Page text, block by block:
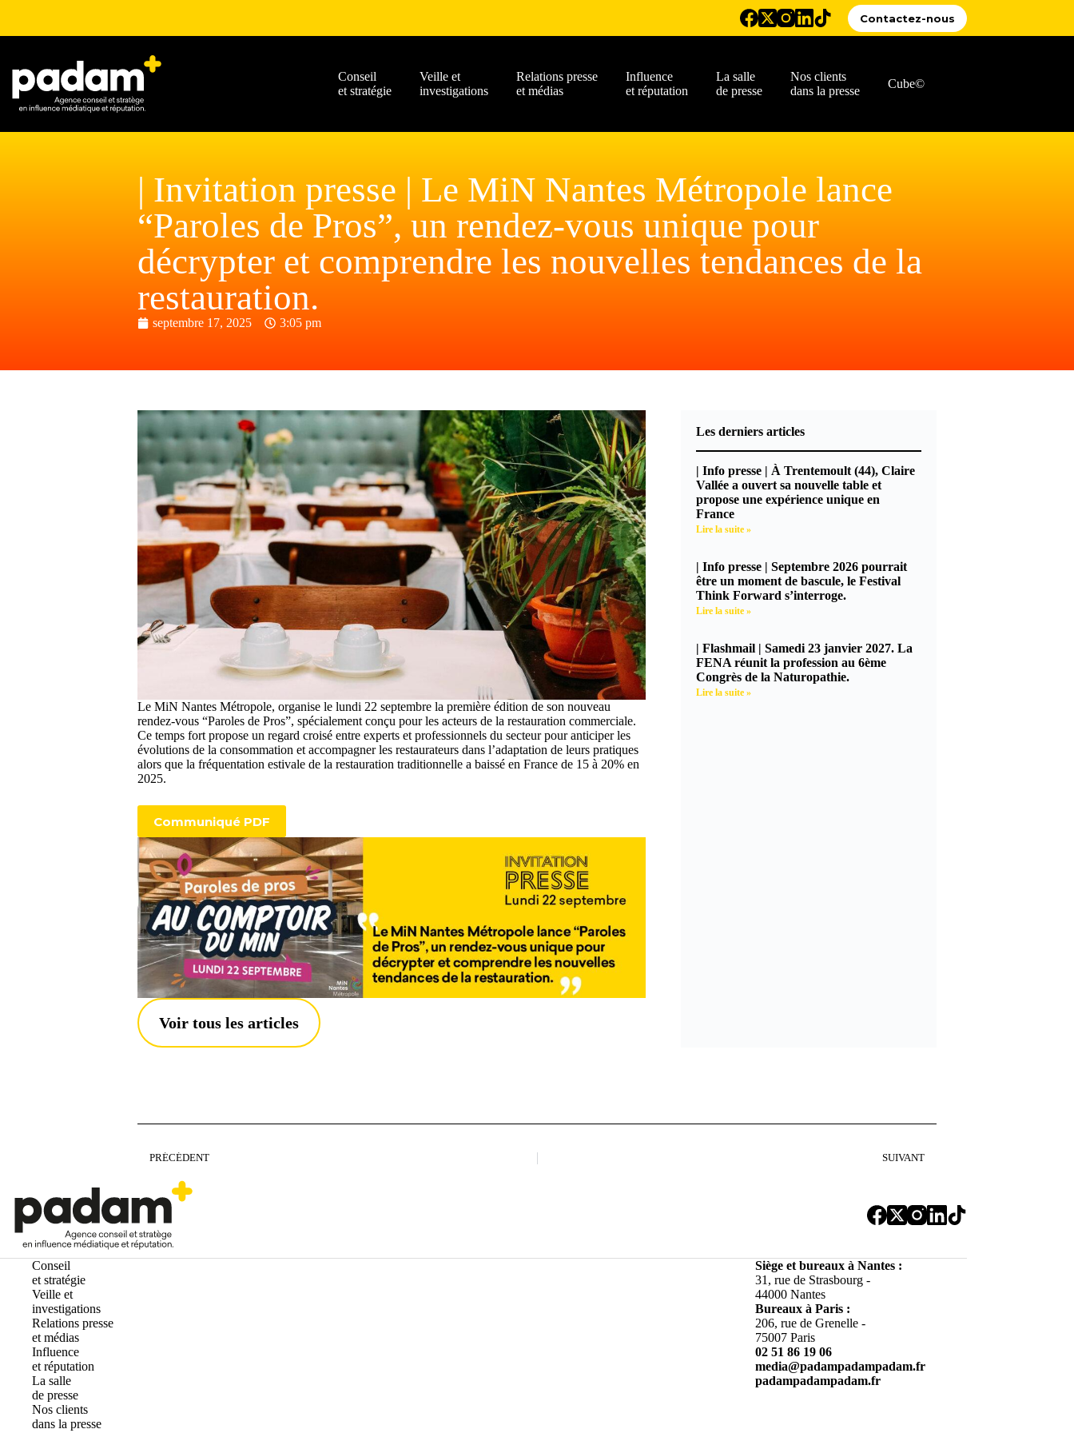
Contactez-nous
Conseil
et stratégie
Veille et
investigations
Relations presse
et médias
Influence
et réputation
La salle
de presse
Nos clients
dans la presse
Cube©
| Invitation presse | Le MiN Nantes Métropole lance
“Paroles de Pros”, un rendez-vous unique pour
décrypter et comprendre les nouvelles tendances de la
restauration.
septembre 17, 2025 3:05 pm
Le MiN Nantes Métropole, organise le lundi 22 septembre la première édition de son nouveau
rendez-vous “Paroles de Pros”, spécialement conçu pour les acteurs de la restauration commerciale.
Ce temps fort propose un regard croisé entre experts et professionnels du secteur pour anticiper les
évolutions de la consommation et accompagner les restaurateurs dans l’adaptation de leurs pratiques
alors que la fréquentation estivale de la restauration traditionnelle a baissé en France de 15 à 20% en
2025.
Communiqué PDF
Voir tous les articles
Les derniers articles
| Info presse | À Trentemoult (44), Claire
Vallée a ouvert sa nouvelle table et
propose une expérience unique en
France
Lire la suite »
| Info presse | Septembre 2026 pourrait
être un moment de bascule, le Festival
Think Forward s’interroge.
Lire la suite »
| Flashmail | Samedi 23 janvier 2027. La
FENA réunit la profession au 6ème
Congrès de la Naturopathie.
Lire la suite »
PRÉCÉDENT SUIVANT
Conseil
et stratégie
Veille et
investigations
Relations presse
et médias
Influence
et réputation
La salle
de presse
Nos clients
dans la presse
Siège et bureaux à Nantes :
31, rue de Strasbourg -
44000 Nantes
Bureaux à Paris :
206, rue de Grenelle -
75007 Paris
02 51 86 19 06
media@padampadampadam.fr
padampadampadam.fr